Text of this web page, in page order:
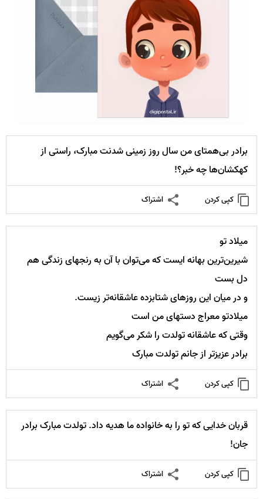
برادر بی‌همتای من سال روز زمینی شدنت مبارک، راستی از
کهکشان‌ها چه خبر؟!
کپی کردن اشتراک
میلاد تو
شیرین‌ترین بهانه ایست که می‌توان با آن به رنجهای زندگی هم
دل بست
و در میان این روزهای شتابزده عاشقانه‌تر زیست.
میلادتو معراج دستهای من است
وقتی که عاشقانه تولدت را شکر می‌گویم
برادر عزیزتر از جانم تولدت مبارک
کپی کردن اشتراک
قربان خدایی که تو را به خانواده ما هدیه داد. تولدت مبارک برادر
جان!
کپی کردن اشتراک